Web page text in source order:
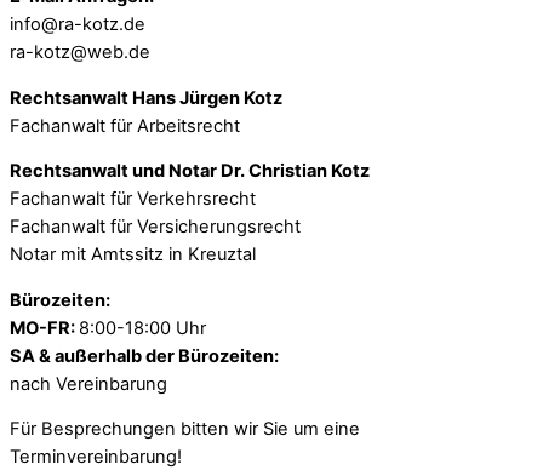
info@ra-kotz.de
ra-kotz@web.de
Rechtsanwalt Hans Jürgen Kotz
Fachanwalt für Arbeitsrecht
Rechtsanwalt und Notar Dr. Christian Kotz
Fachanwalt für Verkehrsrecht
Fachanwalt für Versicherungsrecht
Notar mit Amtssitz in Kreuztal
Bürozeiten:
MO-FR: 8:00-18:00 Uhr
SA & außerhalb der Bürozeiten:
nach Vereinbarung
Für Besprechungen bitten wir Sie um eine
Terminvereinbarung!